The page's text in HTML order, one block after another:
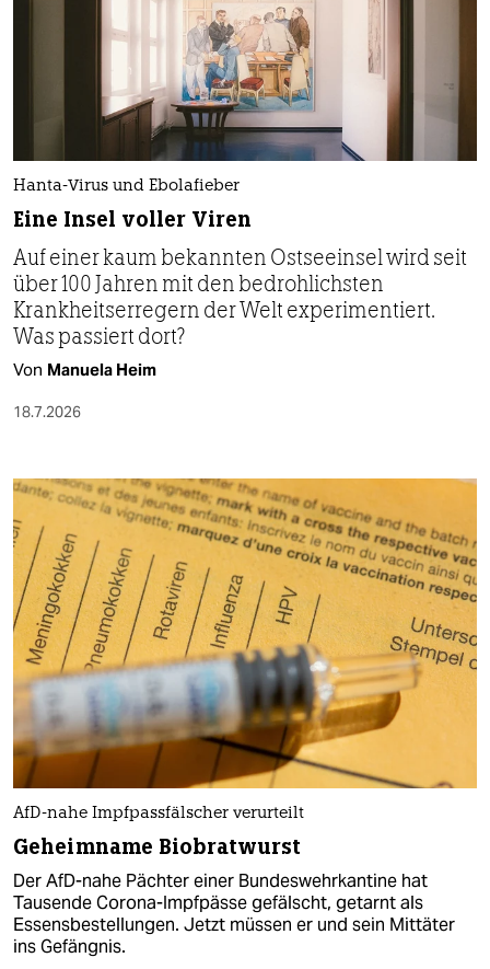
Hanta-Virus und Ebolafieber
Eine Insel voller Viren
Auf einer kaum bekannten Ostseeinsel wird seit
über 100 Jahren mit den bedrohlichsten
Krankheitserregern der Welt experimentiert.
Was passiert dort?
Von Manuela Heim
18.7.2026
AfD-nahe Impfpassfälscher verurteilt
Geheimname Biobratwurst
Der AfD-nahe Pächter einer Bundeswehrkantine hat
Tausende Corona-Impfpässe gefälscht, getarnt als
Essensbestellungen. Jetzt müssen er und sein Mittäter
ins Gefängnis.